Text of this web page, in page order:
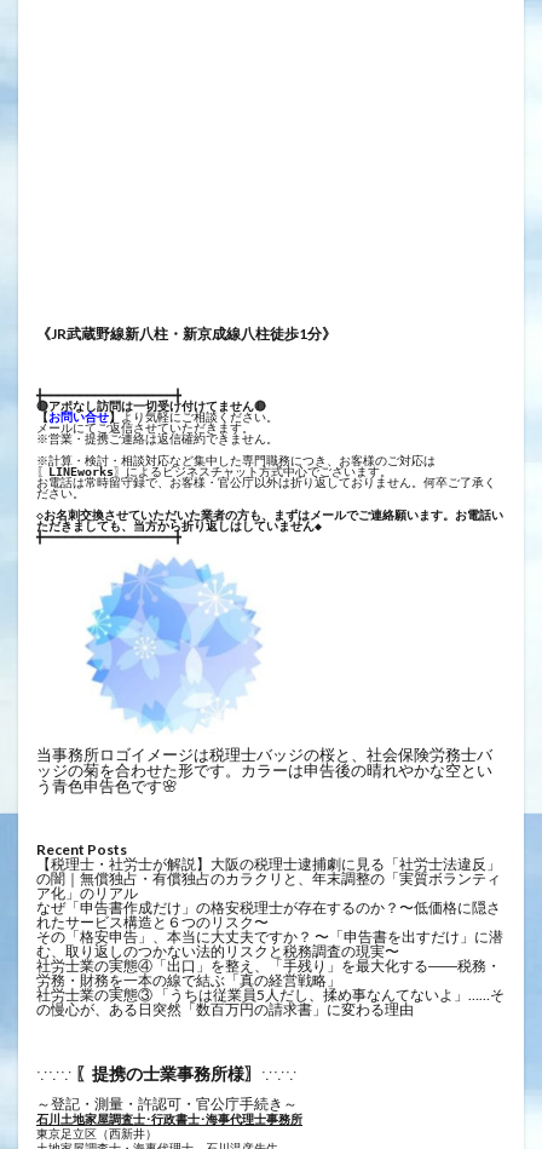
《JR武蔵野線新八柱・新京成線八柱徒歩1分》
╋━━━━━━━━━━━━━━━━━━╋
🔴アポなし訪問は一切受け付けてません🔴
【お問い合せ】より気軽にご相談ください。
メールにてご返信させていただきます。
※営業・提携ご連絡は返信確約できません。
※計算・検討・相談対応など集中した専門職務につき、お客様のご対応は
〖 LINEworks〗によるビジネスチャット方式中心でございます。
お電話は常時留守録で、お客様・官公庁以外は折り返しておりません。何卒ご了承く
ださい。
◇お名刺交換させていただいた業者の方も、まずはメールでご連絡願います。お電話い
ただきましても、当方から折り返しはしていません◆
╋━━━━━━━━━━━━━━━━━━╋
当事務所ロゴイメージは税理士バッジの桜と、社会保険労務士バ
ッジの菊を合わせた形です。カラーは申告後の晴れやかな空とい
う青色申告色です🌸
Recent Posts
【税理士・社労士が解説】大阪の税理士逮捕劇に見る「社労士法違反」
の闇｜無償独占・有償独占のカラクリと、年末調整の「実質ボランティ
ア化」のリアル
なぜ「申告書作成だけ」の格安税理士が存在するのか？〜低価格に隠さ
れたサービス構造と６つのリスク〜
その「格安申告」、本当に大丈夫ですか？ 〜「申告書を出すだけ」に潜
む、取り返しのつかない法的リスクと税務調査の現実〜
社労士業の実態④「出口」を整え、「手残り」を最大化する――税務・
労務・財務を一本の線で結ぶ「真の経営戦略」
社労士業の実態③ 「うちは従業員5人だし、揉め事なんてないよ」……そ
の慢心が、ある日突然「数百万円の請求書」に変わる理由
∵∵∵ 〖提携の士業事務所様〗
∵∵∵
～登記・測量・許認可・官公庁手続き～
石川土地家屋調査士･行政書士･海事代理士事務所
東京足立区（西新井）